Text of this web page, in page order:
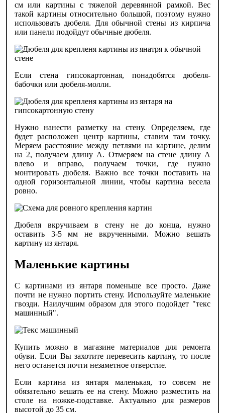
см или картины с тяжелой деревянной рамкой. Вес
такой картины относительно большой, поэтому нужно
использовать дюбеля. Для обычной стены из кирпича
или панели подойдут обычные дюбеля.
Если стена гипсокартонная, понадобятся дюбеля-
бабочки или дюбеля-молли.
Нужно нанести разметку на стену. Определяем, где
будет расположен центр картины, ставим там точку.
Меряем расстояние между петлями на картине, делим
на 2, получаем длину А. Отмеряем на стене длину А
влево и вправо, получаем точки, где нужно
монтировать дюбеля. Важно все точки поставить на
одной горизонтальной линии, чтобы картина весела
ровно.
Дюбеля вкручиваем в стену не до конца, нужно
оставить 3-5 мм не вкрученными. Можно вешать
картину из янтаря.
Маленькие картины
С картинами из янтаря поменьше все просто. Даже
почти не нужно портить стену. Используйте маленькие
гвозди. Наилучшим образом для этого подойдет "текс
машинный".
Купить можно в магазине материалов для ремонта
обуви. Если Вы захотите перевесить картину, то после
него останется почти незаметное отверстие.
Если картина из янтаря маленькая, то совсем не
обязательно вешать ее на стену. Можно разместить на
столе на ножке-подставке. Актуально для размеров
высотой до 35 см.